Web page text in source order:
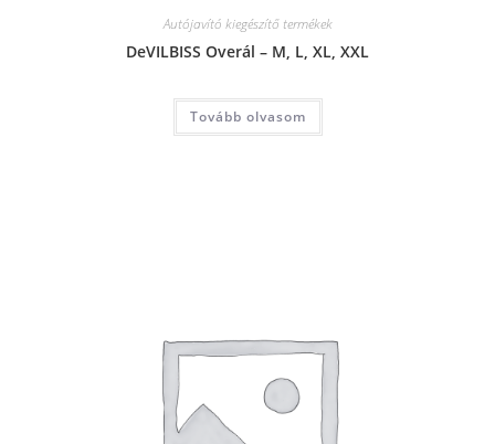
Autójavító kiegészítő termékek
DeVILBISS Overál – M, L, XL, XXL
Tovább olvasom